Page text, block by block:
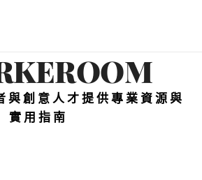
與創意人才提供專業資源與
實用指南